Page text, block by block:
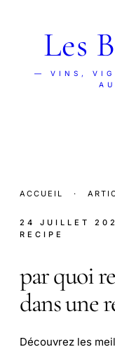
Les
— VINS,
ACCUEIL ·
24 JUILLET
RECIPE
par quoi
dans une
Découvrez les